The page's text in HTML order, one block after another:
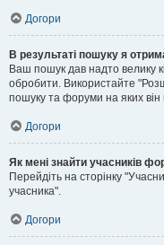
Догори
В результаті пошуку я
Ваш пошук дав надто велику
обробити. Використайте
пошуку та форуми на яких
Догори
Як мені знайти учасників
Перейдіть на сторінку
учасника".
Догори